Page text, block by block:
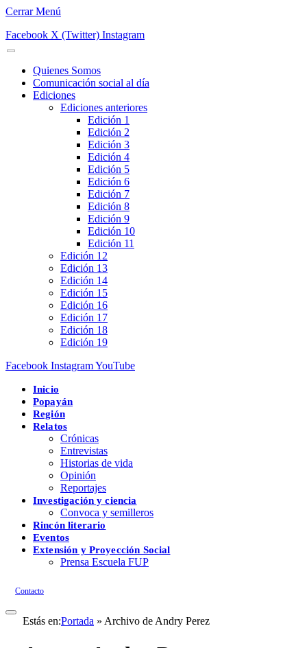
Cerrar Menú
Facebook X (Twitter) Instagram
Quienes Somos
Comunicación social al día
Ediciones
Ediciones anteriores
Edición 1
Edición 2
Edición 3
Edición 4
Edición 5
Edición 6
Edición 7
Edición 8
Edición 9
Edición 10
Edición 11
Edición 12
Edición 13
Edición 14
Edición 15
Edición 16
Edición 17
Edición 18
Edición 19
Facebook InstagramYouTube
Inicio
Popayán
Región
Relatos
Crónicas
Entrevistas
Historias de vida
Opinión
Reportajes
Investigación y ciencia
Convoca y semilleros
Rincón literario
Eventos
Extensión y Proyección Social
Prensa Escuela FUP
Contacto
Estás en:Portada » Archivo de Andry Perez